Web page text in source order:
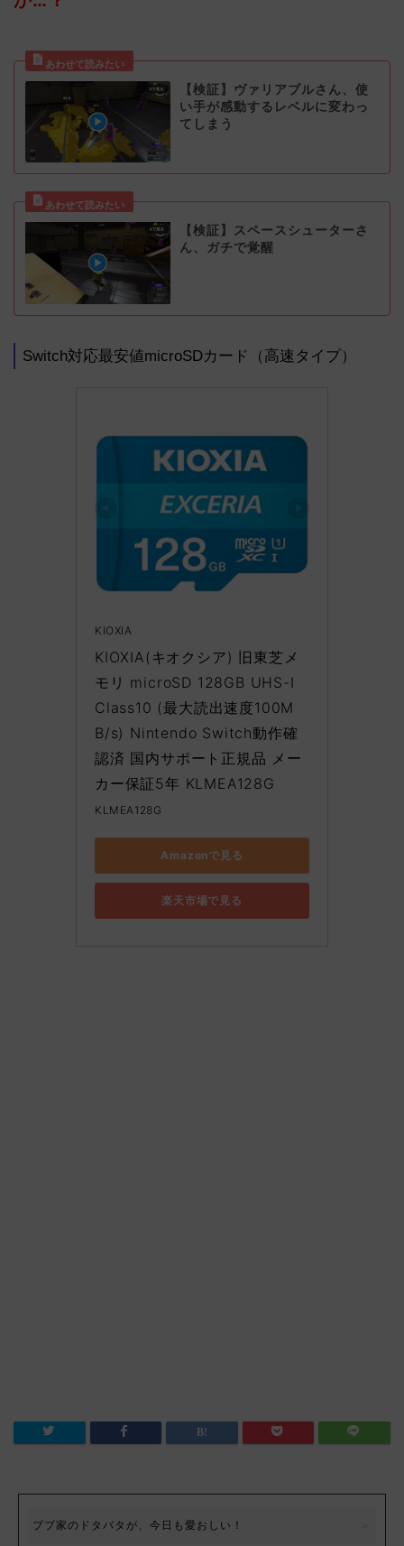
【検証】ヴァリアブルさん、使
い手が感動するレベルに変わっ
てしまう
【検証】スペースシューターさ
ん、ガチで覚醒
Switch対応最安値microSDカード（高速タイプ）
KIOXIA
KIOXIA(キオクシア) 旧東芝メ
モリ microSD 128GB UHS-I
Class10 (最大読出速度100M
B/s) Nintendo Switch動作確
認済 国内サポート正規品 メー
カー保証5年 KLMEA128G
KLMEA128G
Amazonで見る
楽天市場で見る
ブブ家のドタバタが、今日も愛おしい！